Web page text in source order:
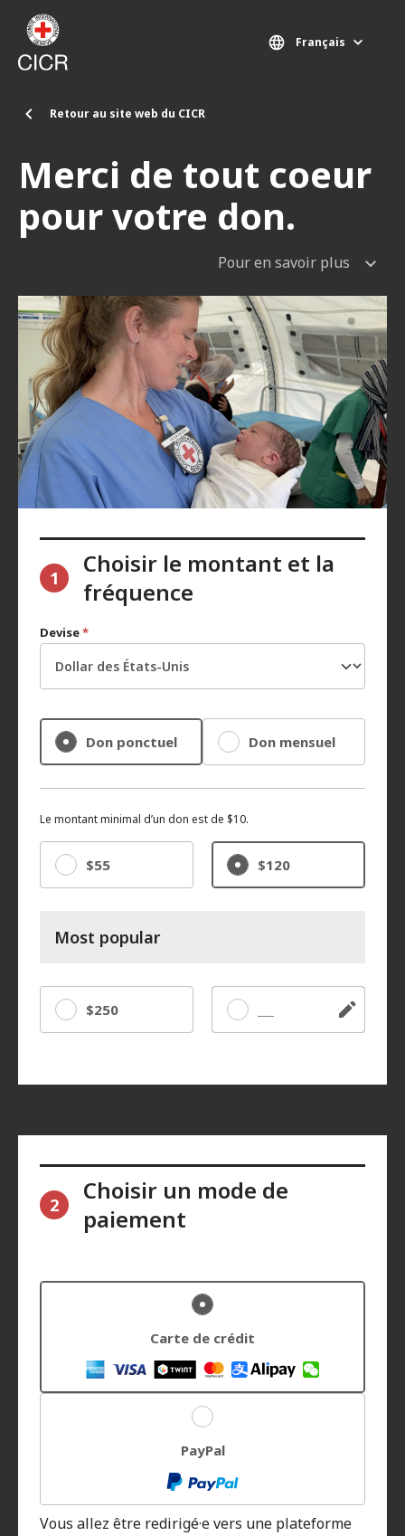
Aller au contenu principal
Retour au site web du CICR
Français
Merci de tout coeur
pour votre don.
Pour en savoir plus
1
Choisir le montant et la
fréquence
Devise*
Don ponctuel Don mensuel
Le montant minimal d’un don est de $10.
$55 $120
Most popular
$250 Autre
2
Choisir un mode de
paiement
Carte de crédit
PayPal
Vous allez être redirigé·e vers une plateforme